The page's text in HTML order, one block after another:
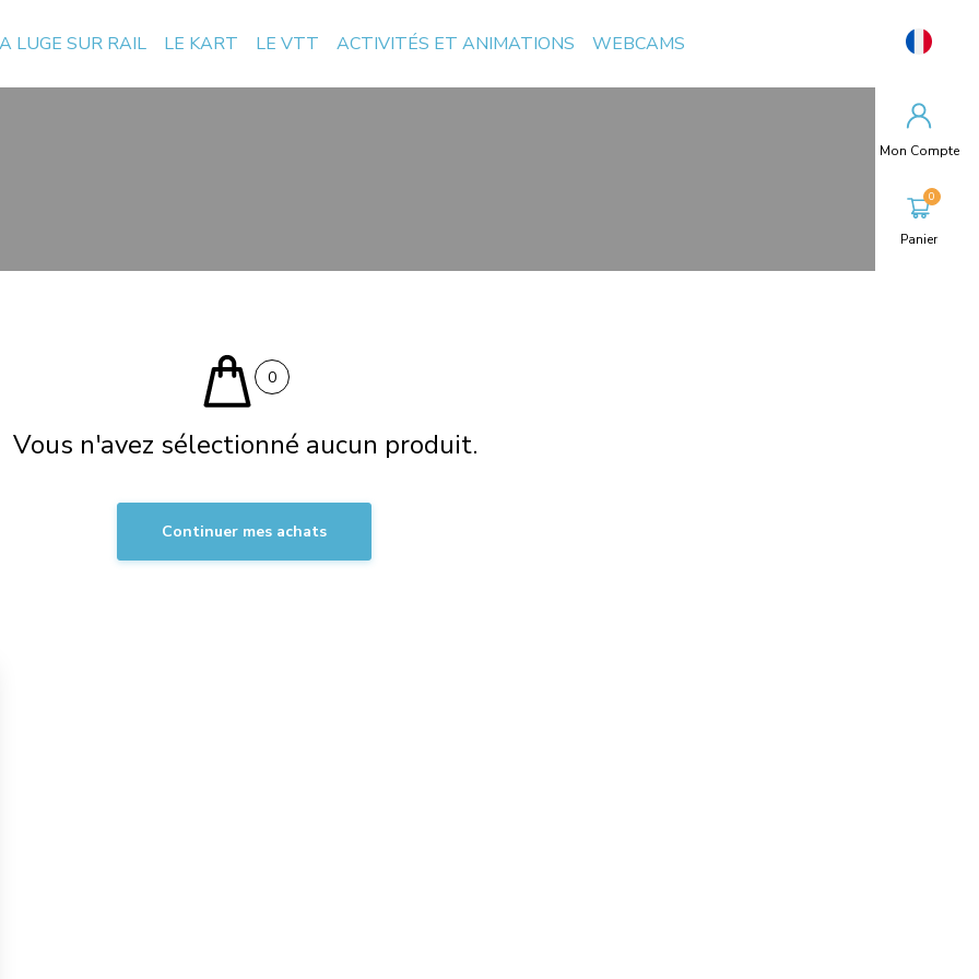
LUGE SUR RAIL LE KART LE VTT ACTIVITÉS ET ANIMATIONS WEBCAMS
Mon Compte
Panier
0
Vous n'avez sélectionné aucun produit.
Continuer mes achats